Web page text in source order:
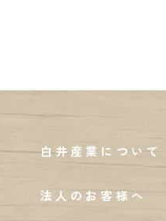
白井産業について
法人のお客様へ